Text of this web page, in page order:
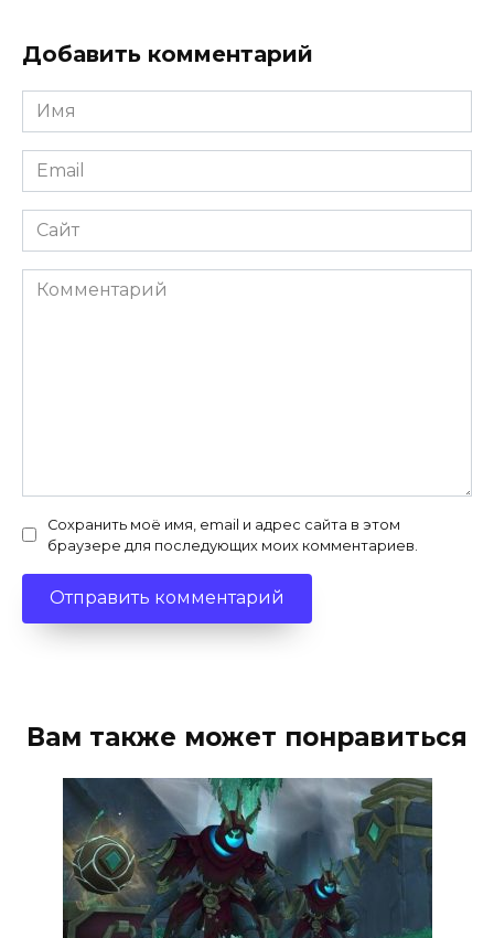
Добавить комментарий
Имя
*
Email
*
Сайт
Комментарий
Сохранить моё имя, email и адрес сайта в этом
браузере для последующих моих комментариев.
Вам также может понравиться